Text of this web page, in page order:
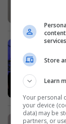
Store
Learn
Your personal
your device
data) may be
partners, or